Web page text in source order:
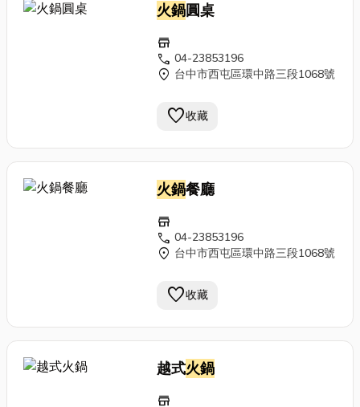
火鍋圓桌
store
call 04-23853196
location_on 台中市西屯區環中路三段1068號
favorite收藏
火鍋餐廳
store
call 04-23853196
location_on 台中市西屯區環中路三段1068號
favorite收藏
越式火鍋
store